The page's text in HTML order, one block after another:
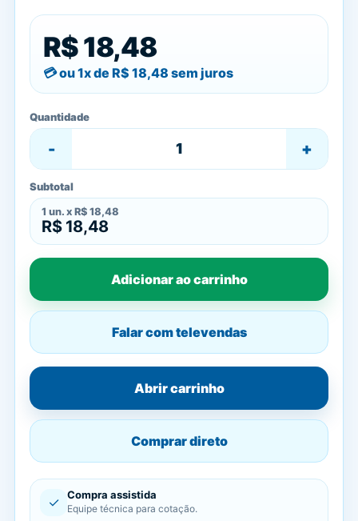
R$ 18,48
ou 1x de R$ 18,48 sem juros
Quantidade
- +
Subtotal
1 un. x R$ 18,48
R$ 18,48
Adicionar ao carrinho
Falar com televendas
Abrir carrinho
Comprar direto
✓ Compra assistida
Equipe técnica para cotação.